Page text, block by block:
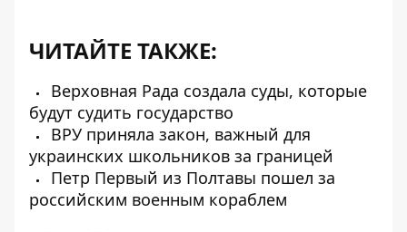
ЧИТАЙТЕ ТАКЖЕ:
Верховная Рада создала суды, которые
будут судить государство
ВРУ приняла закон, важный для
украинских школьников за границей
Петр Первый из Полтавы пошел за
российским военным кораблем